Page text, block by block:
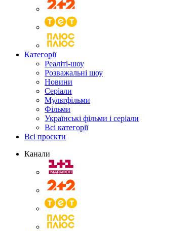
Категорії
Реаліті-шоу
Розважальні шоу
Новини
Серіали
Мультфільми
Фільми
Українські фільми і серіали
Всі категорії
Всі проєкти
Канали